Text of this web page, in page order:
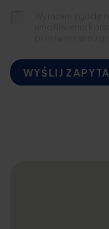
WYŚLIJ